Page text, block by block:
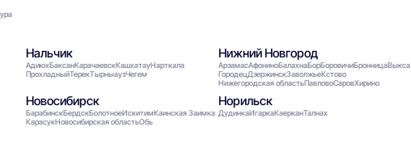
Нальчик
АдиюхБаксанКарачаевскКашхатауНарткала
ПрохладныйТерекТырныаузЧегем
Нижний Новгород
АрзамасАфониноБалахнаБорБоровичиБронницаВыкса
ГородецДзержинскЗаволжьеКстово
Нижегородская областьПавловоСаровХирино
Новосибирск
БарабинскБердскБолотноеИскитимКаинская Заимка
КарасукНовосибирская областьОбь
Норильск
ДудинкаИгаркаКаерканТалнах